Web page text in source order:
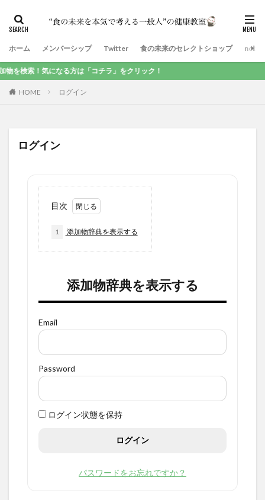
ホーム メンバーシップ Twitter 食の未来のセレクトショップ note
索！気になる方は「コチラ」をクリック！
HOME ログイン
ログイン
目次
1 添加物辞典を表示する
添加物辞典を表示する
Email
Password
ログイン状態を保持
パスワードをお忘れですか？